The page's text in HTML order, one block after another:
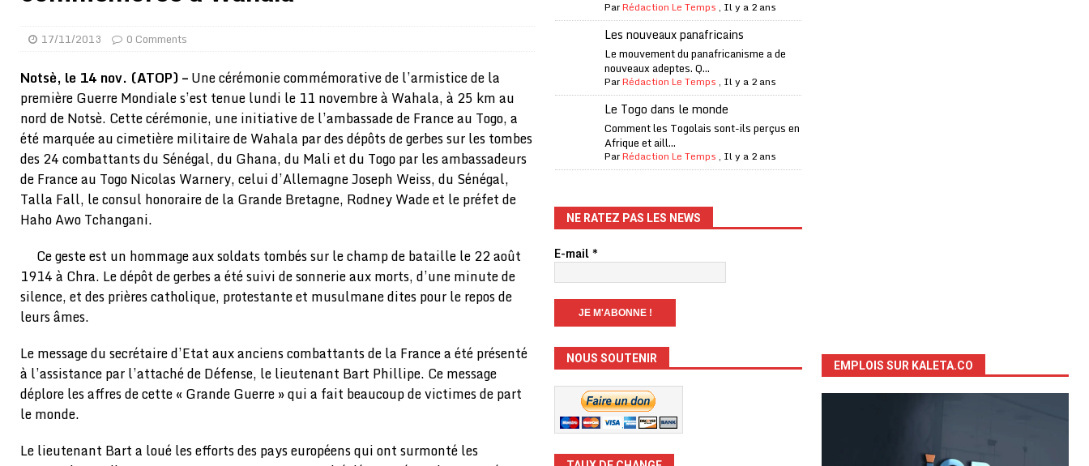
A LA UNE
[ 02/08/2026 ] La Confédération Africaine de Football (CAF) à contre-courant
[ 01/08/2026 ]
Quatre candidats à la succession d’Infantino à la tête de la FIFA
[ 01/08/2026 ] Bénin : Romuald Wadagni reçoit le milliardaire Aliko Dangote
A LA UNE
[ 31/07/2026 ] Niger : le FMI débloque une bouffée d’oxygène financière
ECONOMIE
[ 31/07/2026 ] Franco Baresi, légendaire défenseur de l’Italie et de l’AC Milan, est mort à 66 ans
A LA UNE
[ 31/07/2026 ] Benjamin Mendy a vendu aux enchères son trophée de la Coupe du monde
[ 31/07/2026 ] Bénin : les membres du Sénat installés
A LA UNE
BUSINESS
[ 30/07/2026 ] Mali : au moins 19 soldats exécutés, Amnesty International exige une enquête
17/11/2013 0 Comments
Notsè, le 14 nov. (ATOP) –Une cérémonie commémorative de l’armistice de la
première Guerre Mondiale s’est tenue lundi le 11 novembre à Wahala, à 25 km au
nord de Notsè. Cette cérémonie, une initiative de l’ambassade de France au Togo, a
été marquée au cimetière militaire de Wahala par des dépôts de gerbes sur les tombes
des 24 combattants du Sénégal, du Ghana, du Mali et du Togo par les ambassadeurs
de France au Togo Nicolas Warnery, celui d’Allemagne Joseph Weiss, du Sénégal,
Talla Fall, le consul honoraire de la Grande Bretagne, Rodney Wade et le préfet de
Haho Awo Tchangani.
Ce geste est un hommage aux soldats tombés sur le champ de bataille le 22 août
1914 à Chra. Le dépôt de gerbes a été suivi de sonnerie aux morts, d’une minute de
silence, et des prières catholique, protestante et musulmane dites pour le repos de
leurs âmes.
Le message du secrétaire d’Etat aux anciens combattants de la France a été présenté
à l’assistance par l’attaché de Défense, le lieutenant Bart Phillipe. Ce message
déplore les affres de cette « Grande Guerre » qui a fait beaucoup de victimes de part
le monde.
Le lieutenant Bart a loué les efforts des pays européens qui ont surmonté les
ParRédaction Le Temps , Il y a 2 ans
Les nouveaux panafricains
Le mouvement du panafricanisme a de
nouveaux adeptes. Q...
ParRédaction Le Temps , Il y a 2 ans
Le Togo dans le monde
Comment les Togolais sont-ils perçus en
Afrique et aill...
ParRédaction Le Temps , Il y a 2 ans
NE RATEZ PAS LES NEWS
E-mail*
NOUS SOUTENIR
EMPLOIS SUR KALETA.CO